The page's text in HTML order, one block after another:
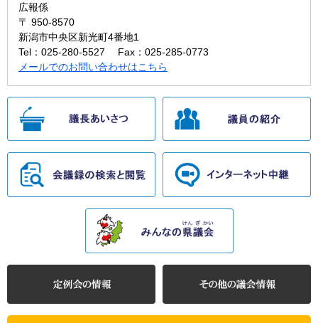
広報係
〒 950-8570
新潟市中央区新光町4番地1
Tel：025-280-5527
Fax：025-285-0773
メールでのお問い合わせはこちら